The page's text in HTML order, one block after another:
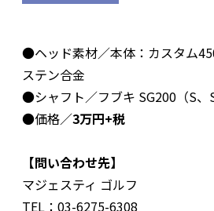
●ヘッド素材／本体：カスタム
ステン合金
●シャフト／フブキ SG200（S、
●価格／3万円+税
【問い合わせ先】
マジェスティ ゴルフ
TEL：03-6275-6308